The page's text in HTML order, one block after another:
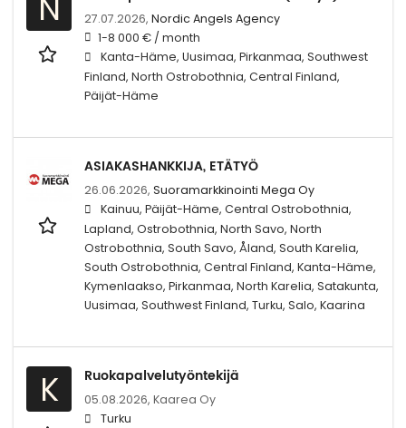
27.07.2026, Nordic Angels Agency
1-8 000 € / month
Kanta-Häme, Uusimaa, Pirkanmaa, Southwest
Finland, North Ostrobothnia, Central Finland,
Päijät-Häme
ASIAKASHANKKIJA, ETÄTYÖ
26.06.2026, Suoramarkkinointi Mega Oy
Kainuu, Päijät-Häme, Central Ostrobothnia,
Lapland, Ostrobothnia, North Savo, North
Ostrobothnia, South Savo, Åland, South Karelia,
South Ostrobothnia, Central Finland, Kanta-Häme,
Kymenlaakso, Pirkanmaa, North Karelia, Satakunta,
Uusimaa, Southwest Finland, Turku, Salo, Kaarina
K Ruokapalvelutyöntekijä
05.08.2026, Kaarea Oy
Turku